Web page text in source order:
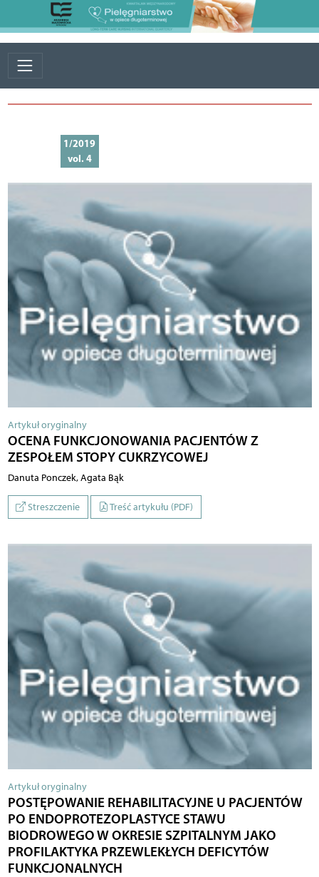
1/2019
vol. 4
Artykuł oryginalny
OCENA FUNKCJONOWANIA PACJENTÓW Z
ZESPOŁEM STOPY CUKRZYCOWEJ
Danuta Ponczek, Agata Bąk
Streszczenie Treść artykułu (PDF)
Artykuł oryginalny
POSTĘPOWANIE REHABILITACYJNE U PACJENTÓW
PO ENDOPROTEZOPLASTYCE STAWU
BIODROWEGO W OKRESIE SZPITALNYM JAKO
PROFILAKTYKA PRZEWLEKŁYCH DEFICYTÓW
FUNKCJONALNYCH